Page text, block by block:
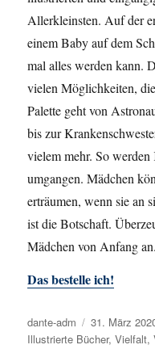
Allerkleinsten. Auf der
einem Baby auf dem
mal alles werden kann.
vielen Möglichkeiten,
Palette geht von
bis zur
vielem mehr. So
umgangen. Mädchen
erträumen, wenn sie an
ist die Botschaft.
Mädchen von Anfang
Das bestelle ich!
Autor
dante-adm
Veröffentlicht
am
31. März
Illustrierte Bücher,Vielfalt,